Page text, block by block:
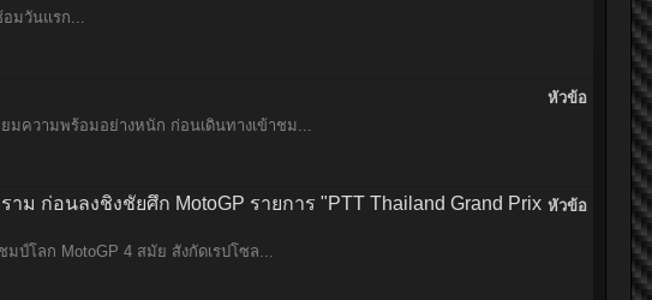
อมวันแรก...
หัวข้อ
มความพร้อมอย่างหนัก ก่อนเดินทางเข้าชม...
หัวข้อ
ก่อนลงชิงชัยศึก MotoGP รายการ "PTT Thailand Grand Prix
ป์โลก MotoGP 4 สมัย สังกัดเรปโซล...